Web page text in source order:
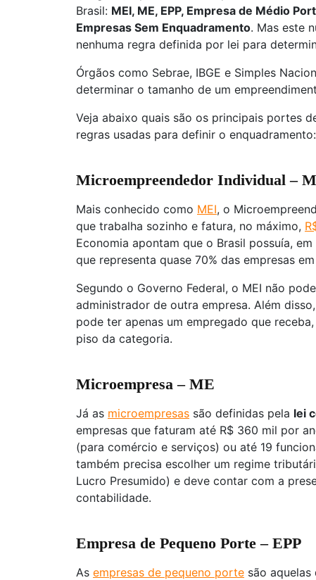
Brasil: MEI, ME, EPP, Empresa de Médio
Empresas Sem Enquadramento. Mas este
nenhuma regra definida por lei para
Órgãos como Sebrae, IBGE e Simples
determinar o tamanho de um
Veja abaixo quais são os principais portes
regras usadas para definir o enquadramento:
Microempreendedor Individual –
Mais conhecido como MEI, o
que trabalha sozinho e fatura, no máximo,
Economia apontam que o Brasil possuía,
que representa quase 70% das empresas
Segundo o Governo Federal, o MEI não
administrador de outra empresa. Além
pode ter apenas um empregado que
piso da categoria.
Microempresa – ME
Já as microempresas são definidas pela lei
empresas que faturam até R$ 360 mil por
(para comércio e serviços) ou até 19
também precisa escolher um regime
Lucro Presumido) e deve contar com a
contabilidade.
Empresa de Pequeno Porte – EPP
As empresas de pequeno porte são